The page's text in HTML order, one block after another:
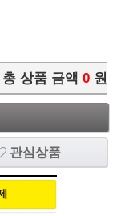
총 상품 금액 0 원
관심상품